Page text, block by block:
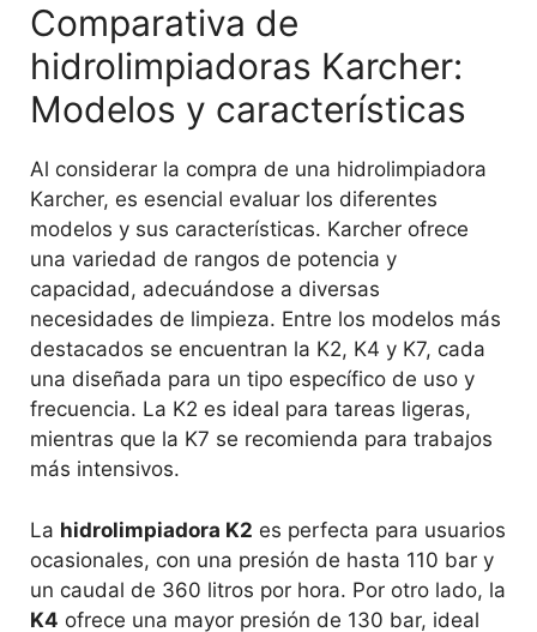
Comparativa de
hidrolimpiadoras Karcher:
Modelos y características
Al considerar la compra de una hidrolimpiadora
Karcher, es esencial evaluar los diferentes
modelos y sus características. Karcher ofrece
una variedad de rangos de potencia y
capacidad, adecuándose a diversas
necesidades de limpieza. Entre los modelos más
destacados se encuentran la K2, K4 y K7, cada
una diseñada para un tipo específico de uso y
frecuencia. La K2 es ideal para tareas ligeras,
mientras que la K7 se recomienda para trabajos
más intensivos.
La hidrolimpiadora K2 es perfecta para usuarios
ocasionales, con una presión de hasta 110 bar y
un caudal de 360 litros por hora. Por otro lado, la
K4 ofrece una mayor presión de 130 bar, ideal